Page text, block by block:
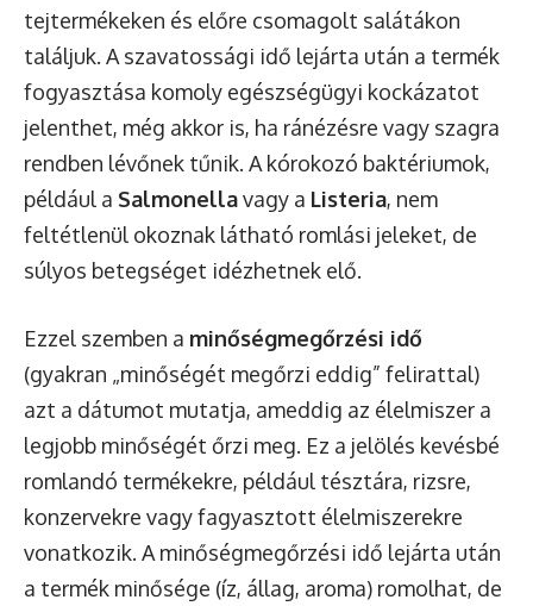
tejtermékeken és előre csomagolt salátákon
találjuk. A szavatossági idő lejárta után a termék
fogyasztása komoly egészségügyi kockázatot
jelenthet, még akkor is, ha ránézésre vagy szagra
rendben lévőnek tűnik. A kórokozó baktériumok,
például a Salmonellavagy a Listeria, nem
feltétlenül okoznak látható romlási jeleket, de
súlyos betegséget idézhetnek elő.
Ezzel szemben a minőségmegőrzési idő
(gyakran „minőségét megőrzi eddig” felirattal)
azt a dátumot mutatja, ameddig az élelmiszer a
legjobb minőségét őrzi meg. Ez a jelölés kevésbé
romlandó termékekre, például tésztára, rizsre,
konzervekre vagy fagyasztott élelmiszerekre
vonatkozik. A minőségmegőrzési idő lejárta után
a termék minősége (íz, állag, aroma) romolhat, de